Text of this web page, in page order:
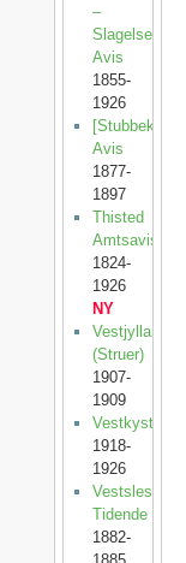
–
Slagelse
Avis
1855-
1926
[Stubbekøbing
Avis
1877-
1897
Thisted
Amtsavis
1824-
1926
NY
Vestjylland
(Struer)
1907-
1909
Vestkysten
1918-
1926
Vestslesvigs
Tidende
1882-